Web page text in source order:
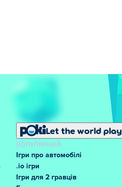
Let the world play
ПОПУЛЯРНИЙ
Ігри про автомобілі
.io ігри
Ігри для 2 гравців